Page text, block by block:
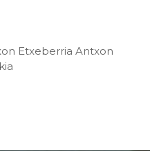
Etxeberria Antxon